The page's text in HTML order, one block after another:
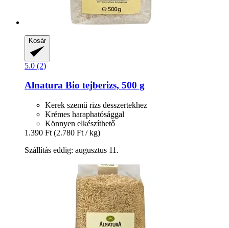
Kosár
5.0 (2)
Alnatura Bio tejberizs, 500 g
Kerek szemű rizs desszertekhez
Krémes haraphatósággal
Könnyen elkészíthető
1.390 Ft (2.780 Ft / kg)
Szállítás eddig: augusztus 11.